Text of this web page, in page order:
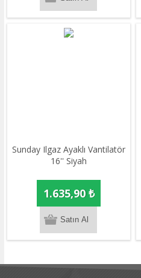
Sunday Ilgaz Ayaklı Vantilatör
16'' Siyah
1.635,90 ₺